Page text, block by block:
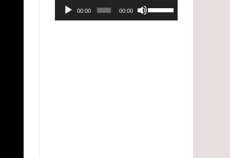
Trình
chơi
00:00 00:00
dụng